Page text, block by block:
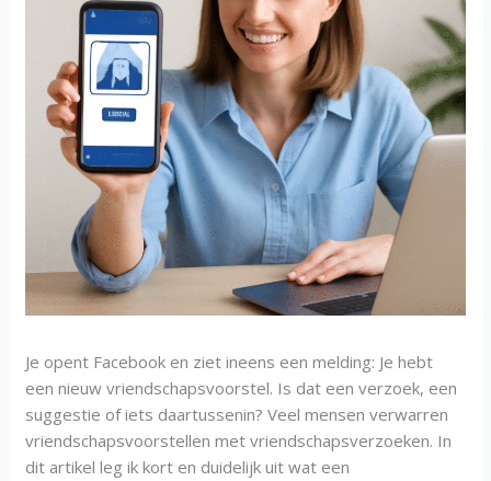
Je opent Facebook en ziet ineens een melding: Je hebt
een nieuw vriendschapsvoorstel. Is dat een verzoek, een
suggestie of iets daartussenin? Veel mensen verwarren
vriendschapsvoorstellen met vriendschapsverzoeken. In
dit artikel leg ik kort en duidelijk uit wat een